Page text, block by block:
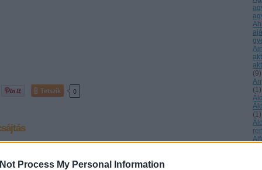
Process My Personal Information
(9)
(1)
(1)
Tetszik 0